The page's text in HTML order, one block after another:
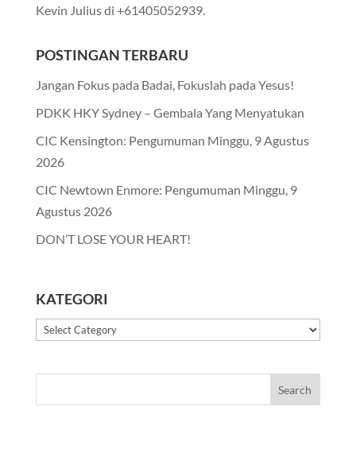
Kevin Julius di +61405052939.
POSTINGAN TERBARU
Jangan Fokus pada Badai, Fokuslah pada Yesus!
PDKK HKY Sydney – Gembala Yang Menyatukan
CIC Kensington: Pengumuman Minggu, 9 Agustus
2026
CIC Newtown Enmore: Pengumuman Minggu, 9
Agustus 2026
DON’T LOSE YOUR HEART!
KATEGORI
Kategori